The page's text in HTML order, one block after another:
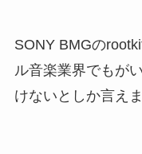
SONY BMGの
ル音楽業界でもが
けないとしか言え